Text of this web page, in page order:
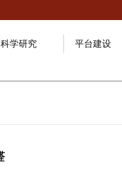
科学研究 平台建设